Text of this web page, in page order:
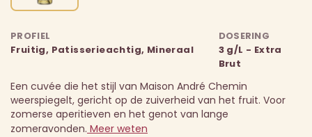
PROFIEL
Fruitig, Patisserieachtig, Mineraal
DOSERING
3 g/L - Extra
Brut
Een cuvée die het stijl van Maison André Chemin
weerspiegelt, gericht op de zuiverheid van het fruit. Voor
zomerse aperitieven en het genot van lange
zomeravonden. Meer weten